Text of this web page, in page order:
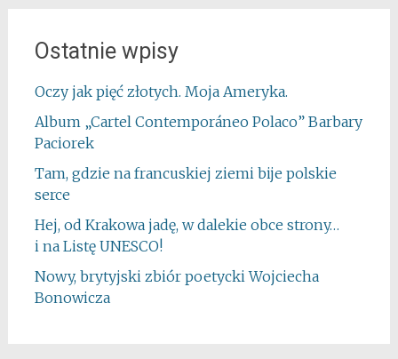
Ostatnie wpisy
Oczy jak pięć złotych. Moja Ameryka.
Album „Cartel Contemporáneo Polaco” Barbary
Paciorek
Tam, gdzie na francuskiej ziemi bije polskie
serce
Hej, od Krakowa jadę, w dalekie obce strony…
i na Listę UNESCO!
Nowy, brytyjski zbiór poetycki Wojciecha
Bonowicza